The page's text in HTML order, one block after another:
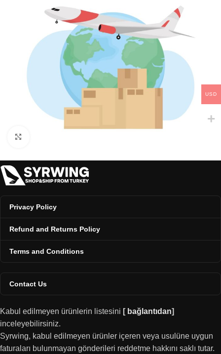
Privacy Policy
Refund and Returns Policy
Terms and Conditions
Contact Us
Kabul edilmeyen ürünlerin listesini [ bağlantıdan]
inceleyebilirsiniz.
Syrwing, kabul edilmeyen ürünler içeren veya usulüne uygun
faturaları bulunmayan gönderileri reddetme hakkını saklı tutar.
USD